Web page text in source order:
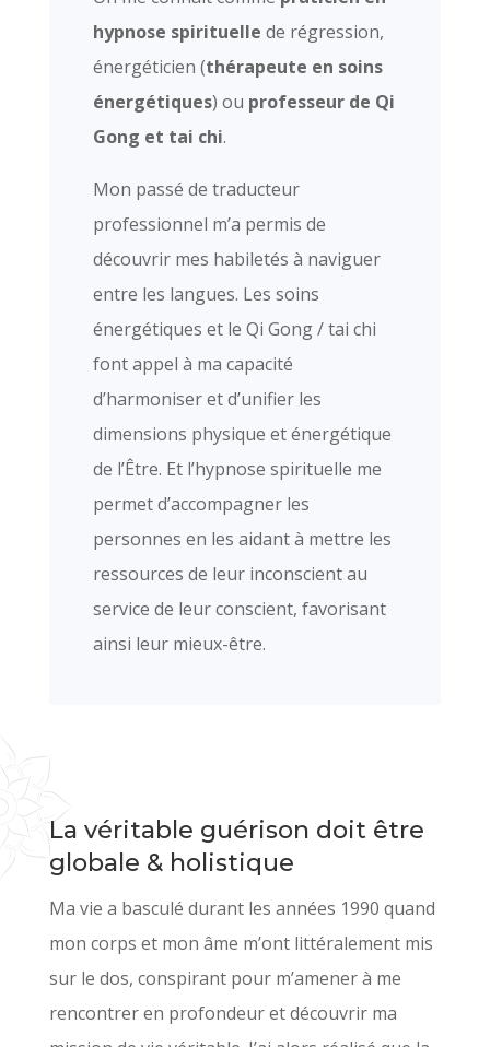
hypnose spirituelle de régression,
énergéticien (thérapeute en soins
énergétiques) ou professeur de Qi
Gong et tai chi.
Mon passé de traducteur
professionnel m’a permis de
découvrir mes habiletés à naviguer
entre les langues. Les soins
énergétiques et le Qi Gong / tai chi
font appel à ma capacité
d’harmoniser et d’unifier les
dimensions physique et énergétique
de l’Être. Et l’hypnose spirituelle me
permet d’accompagner les
personnes en les aidant à mettre les
ressources de leur inconscient au
service de leur conscient, favorisant
ainsi leur mieux-être.
La véritable guérison doit être
globale & holistique
Ma vie a basculé durant les années 1990 quand
mon corps et mon âme m’ont littéralement mis
sur le dos, conspirant pour m’amener à me
rencontrer en profondeur et découvrir ma